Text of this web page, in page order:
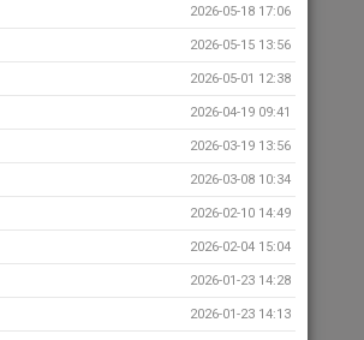
2026-05-18 17:06
2026-05-15 13:56
2026-05-01 12:38
2026-04-19 09:41
2026-03-19 13:56
2026-03-08 10:34
2026-02-10 14:49
2026-02-04 15:04
2026-01-23 14:28
2026-01-23 14:13